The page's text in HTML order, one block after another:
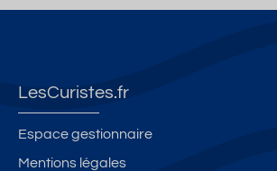
LesCuristes.fr
Espace gestionnaire
Mentions légales